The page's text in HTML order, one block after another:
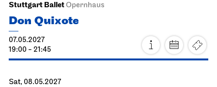
Wed, 19.05.2027